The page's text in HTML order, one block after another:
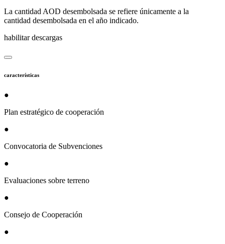
La cantidad AOD desembolsada se refiere únicamente a la
cantidad desembolsada en el año indicado.
habilitar descargas
características
●
Plan estratégico de cooperación
●
Convocatoria de Subvenciones
●
Evaluaciones sobre terreno
●
Consejo de Cooperación
●